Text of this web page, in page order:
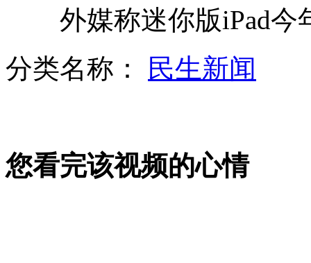
神九纪念封汉语拼音屡出错
方丈被杀名下存470万引发遗产风波
外媒称迷你版iPad今
分类名称：
民生新闻
您看完该视频的心情